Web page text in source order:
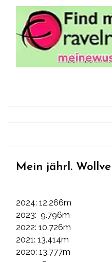
Mein jährl.
2024: 12.266m
2023: 9.796m
2022: 10.726m
2021: 13.414m
2020: 13.777m